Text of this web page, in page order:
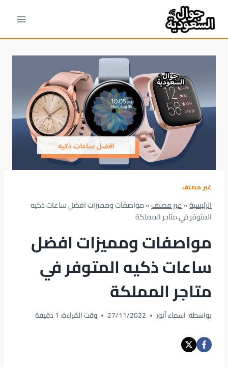
المحتوى
غير مصنف
الرئيسية»غير مصنف»مواصفات ومميزات افضل ساعات ذكيه
المتوفر في متاجر المملكة
مواصفات ومميزات افضل
ساعات ذكيه المتوفر في
متاجر المملكة
بواسطة:اسماء أنور 27/11/2022 وقت القراءة: 1دقيقة